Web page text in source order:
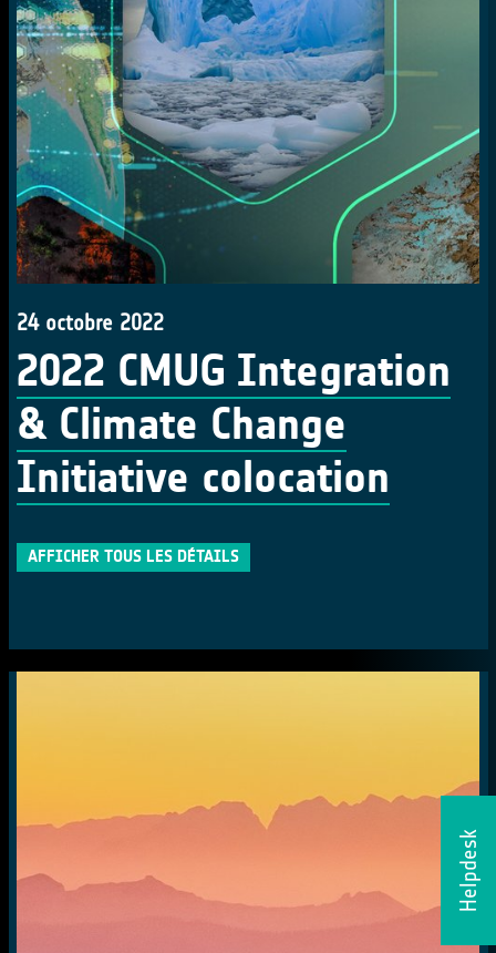
Helpdesk
24 octobre 2022
2022 CMUG Integration
& Climate Change
Initiative colocation
AFFICHER TOUS LES DÉTAILS